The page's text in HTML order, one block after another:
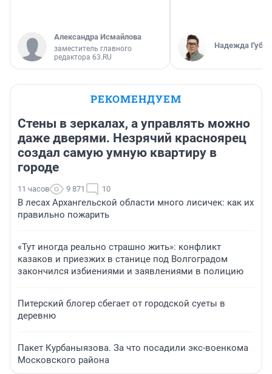
Александра Исмайлова
заместитель главного
редактора 63.RU
Надежда
РЕКОМЕНДУЕМ
Стены в зеркалах, а управлять можно
даже дверями. Незрячий красноярец
создал самую умную квартиру в
городе
11 часов 9 871 10
В лесах Архангельской области много лисичек: как их
правильно пожарить
«Тут иногда реально страшно жить»: конфликт
казаков и приезжих в станице под Волгоградом
закончился избиениями и заявлениями в полицию
Питерский блогер сбегает от городской суеты в
деревню
Пакет Курбаныязова. За что посадили экс-военкома
Московского района